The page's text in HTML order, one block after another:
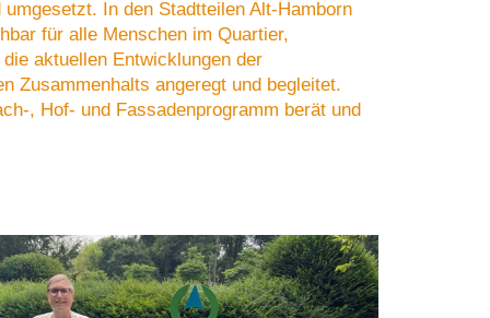
In den Stadtteilen Alt-Hamborn
für alle Menschen im Quartier,
aktuellen Entwicklungen der
Zusammenhalts angeregt und begleitet.
, Hof- und Fassadenprogramm berät und